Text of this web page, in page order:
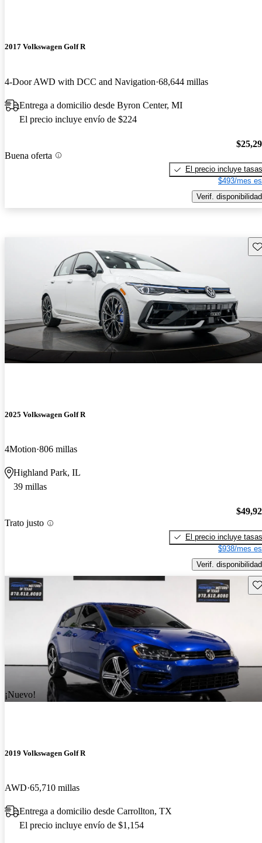
2017 Volkswagen Golf R
4-Door AWD with DCC and Navigation 68,644 millas
Entrega a domicilio desde Byron Center, MI
El precio incluye envío de $224
Buena oferta
El precio incluye tasas
$493/mes
Verif. disponibilidad
2025 Volkswagen Golf R
4Motion 806 millas
Highland Park, IL
39 millas
Trato justo
El precio incluye tasas
$938/mes
Verif. disponibilidad
¡Nuevo!
2019 Volkswagen Golf R
AWD 65,710 millas
Entrega a domicilio desde Carrollton, TX
El precio incluye envío de $1,154